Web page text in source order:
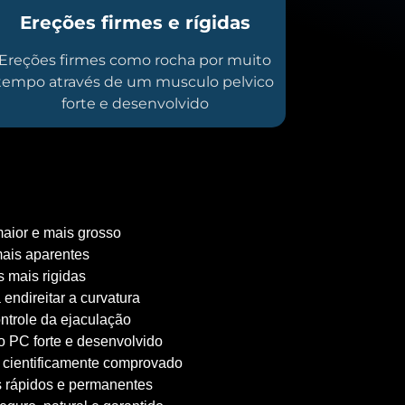
Ereções firmes e rígidas
firmes como rocha por muito
através de um musculo pelvico
forte e desenvolvido
e mais grosso
aparentes
mais rigidas
endireitar a curvatura
da ejaculação
PC forte e desenvolvido
comprovado
rápidos e permanentes